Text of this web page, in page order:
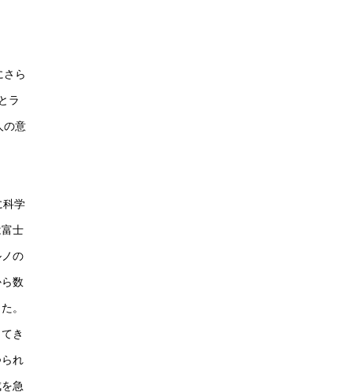
さら
ラ
の意
科学
士
の
数
。
き
れ
急